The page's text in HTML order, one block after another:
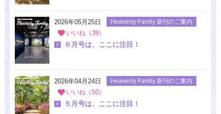
2026年05月25日 Heavenly Family 新刊のご案内
いいね（39）
６月号は、ここに注目！
2026年04月24日 Heavenly Family 新刊のご案内
いいね（50）
５月号は、ここに注目！